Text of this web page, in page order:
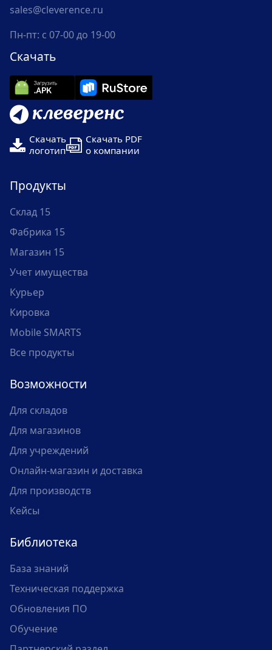
sales@cleverence.ru
Пн-пт: с 07-00 до 19-00
Скачать
Скачать
логотип
Скачать PDF
о компании
Продукты
Склад 15
Фабрика 15
Магазин 15
Учет имущества
Курьер
Кировка
Mobile SMARTS
Все продукты
Возможности
Для складов
Для магазинов
Для учреждений
Онлайн-магазин и доставка
Для производств
Кейсы
Библиотека
База знаний
Техническая поддержка
Обновления ПО
Обучение